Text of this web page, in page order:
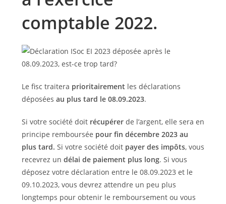
comptable 2022.
Le fisc traitera prioritairement les déclarations
déposées au plus tard le 08.09.2023.
Si votre société doit récupérer de l’argent, elle sera en
principe remboursée pour fin décembre 2023 au
plus tard. Si votre société doit payer des impôts, vous
recevrez un délai de paiement plus long. Si vous
déposez votre déclaration entre le 08.09.2023 et le
09.10.2023, vous devrez attendre un peu plus
longtemps pour obtenir le remboursement ou vous